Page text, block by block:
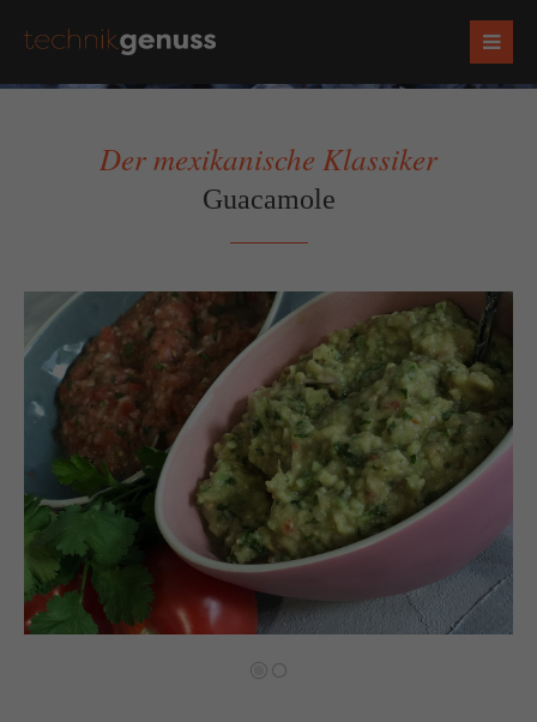
Socials
Auf meinen Social Media Kanälen gibt es regelmäßig
Udpates und Bilder!
Der mexikanische Klassiker
Guacamole
Zurück Vorwärts